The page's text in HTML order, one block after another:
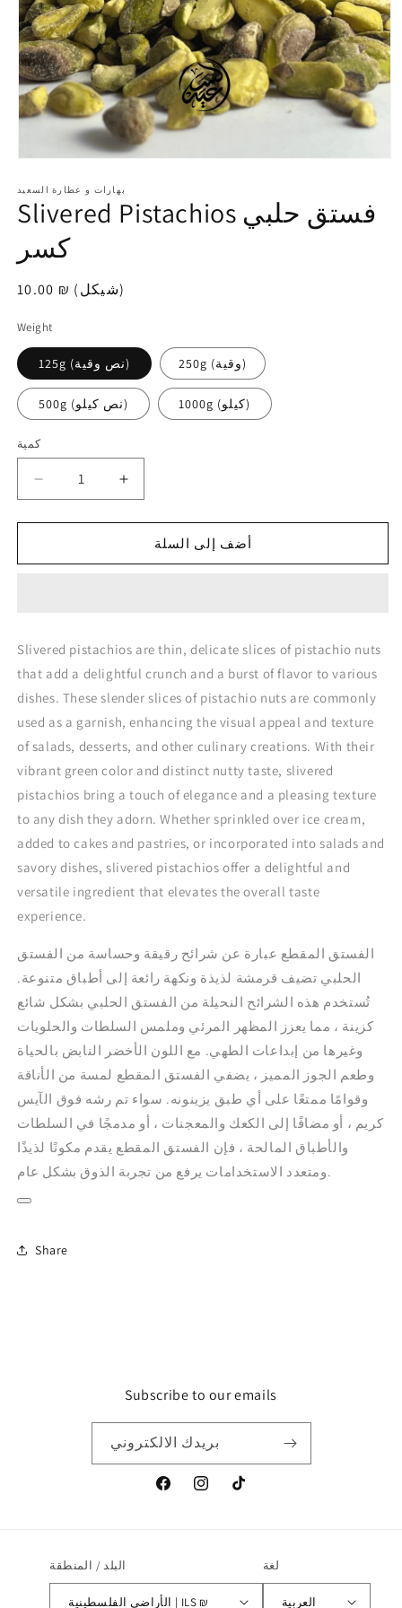
1
في
modal
بهارات و عطارة السعيد
Slivered Pistachios فستق حلبي
كسر
سعر
10.00 ₪ (شيكل)
Weight
125g (نص وقية) 250g (وقية)
500g (نص كيلو) 1000g (كيلو)
كمية
كمية
لـ
Pistachios
زيادة
لـ
Slivered
Pistachios
أضف إلى السلة
Slivered pistachios are thin, delicate slices of pistachio nuts
that add a delightful crunch and a burst of flavor to various
dishes. These slender slices of pistachio nuts are commonly
used as a garnish, enhancing the visual appeal and texture
of salads, desserts, and other culinary creations. With their
vibrant green color and distinct nutty taste, slivered
pistachios bring a touch of elegance and a pleasing texture
to any dish they adorn. Whether sprinkled over ice cream,
added to cakes and pastries, or incorporated into salads and
savory dishes, slivered pistachios offer a delightful and
versatile ingredient that elevates the overall taste
experience.
الفستق المقطع عبارة عن شرائح رقيقة وحساسة من الفستق
الحلبي تضيف قرمشة لذيذة ونكهة رائعة إلى أطباق متنوعة.
تُستخدم هذه الشرائح النحيلة من الفستق الحلبي بشكل شائع
كزينة ، مما يعزز المظهر المرئي وملمس السلطات والحلويات
وغيرها من إبداعات الطهي. مع اللون الأخضر النابض بالحياة
وطعم الجوز المميز ، يضفي الفستق المقطع لمسة من الأناقة
وقوامًا ممتعًا على أي طبق يزينونه. سواء تم رشه فوق الآيس
كريم ، أو مضافًا إلى الكعك والمعجنات ، أو مدمجًا في السلطات
والأطباق المالحة ، فإن الفستق المقطع يقدم مكونًا لذيذًا
ومتعدد الاستخدامات يرفع من تجربة الذوق بشكل عام.
Share
Subscribe to our emails
بريدك الالكتروني
موقع
انستغرام
تيك
البلد / المنطقة
الأراضي الفلسطينية | ILS ₪
لغة
العربية